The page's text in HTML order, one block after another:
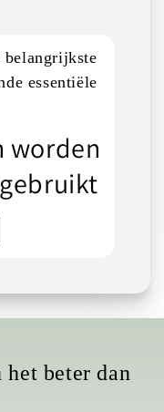
belangrijkste
essentiële
worden
beter dan